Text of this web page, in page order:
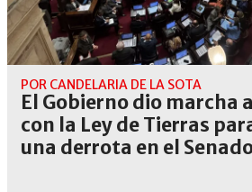
POR CANDELARIA DE LA SOTA
El Gobierno dio marcha
con la Ley de Tierras
una derrota en el